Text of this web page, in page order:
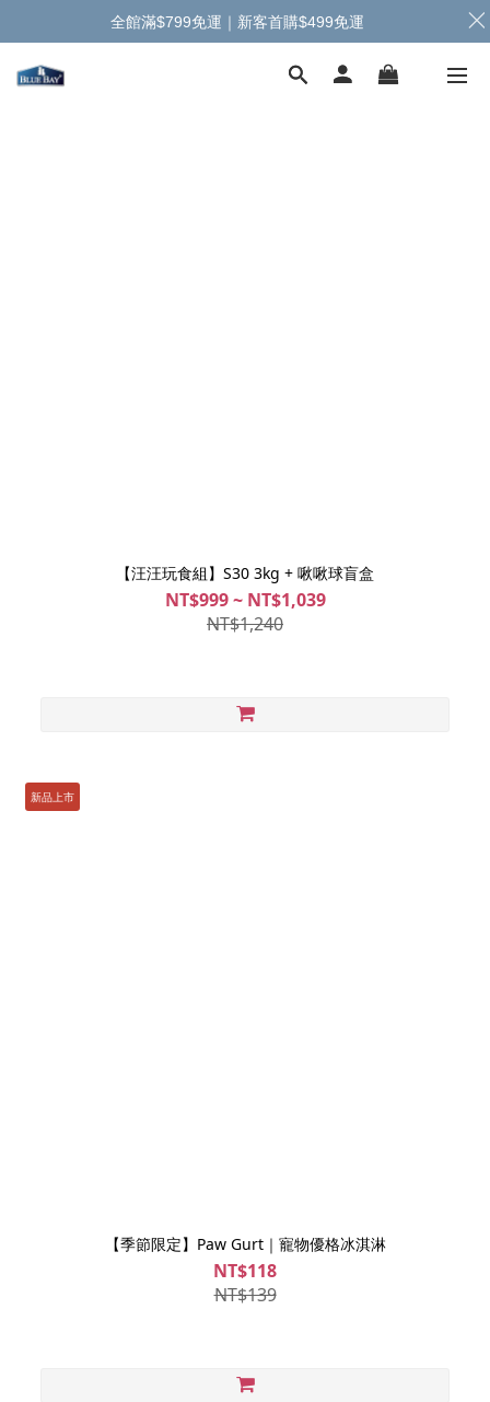
【汪汪玩食組】S30 3kg + 啾啾球盲盒
NT$999 ~ NT$1,039
NT$1,240
新品上市
【季節限定】Paw Gurt｜寵物優格冰淇淋
NT$118
NT$139
全館滿$799免運｜新客首購$499免運